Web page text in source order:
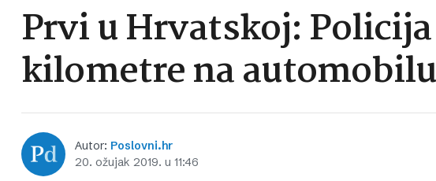
Prvi u Hrvatskoj:
kilometre na automobilu
Autor: Poslovni.hr
20. ožujak 2019. u 11:46